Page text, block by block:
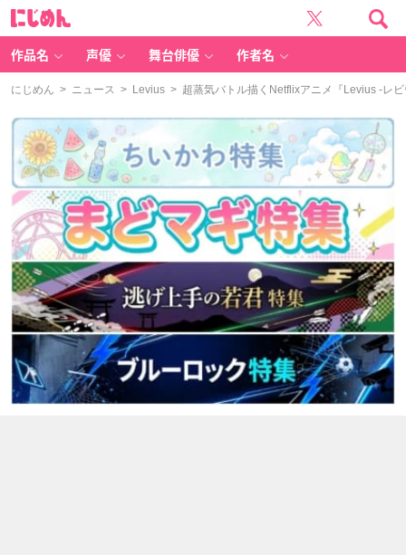
作品名 声優 舞台俳優 作者名
にじめん > ニュース > Levius > 超蒸気バトル描くNetflixアニメ『Levius -レ